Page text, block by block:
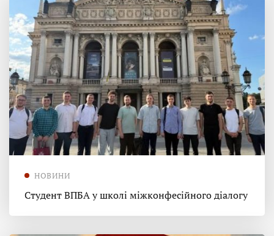
НОВИНИ
Студент ВПБА у школі міжконфесійного діалогу